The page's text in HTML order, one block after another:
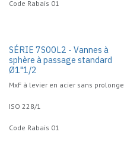
Code Rabais 01
SÉRIE 7S00L2 - Vannes à
sphère à passage standard
Ø1"1/2
MxF à levier en acier sans prolonge
ISO 228/1
Code Rabais 01